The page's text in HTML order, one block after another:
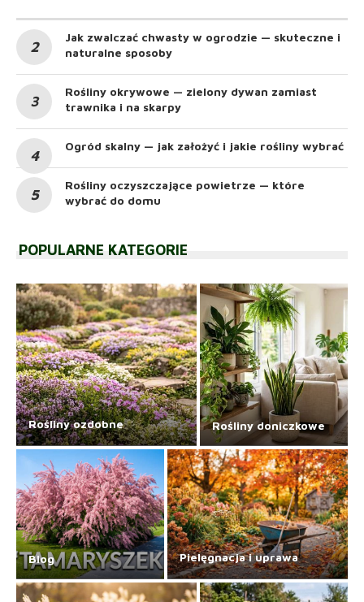
Jak zwalczać chwasty w ogrodzie — skuteczne i
naturalne sposoby
Rośliny okrywowe — zielony dywan zamiast
trawnika i na skarpy
Ogród skalny — jak założyć i jakie rośliny wybrać
Rośliny oczyszczające powietrze — które
wybrać do domu
POPULARNE KATEGORIE
Rośliny ozdobne Rośliny doniczkowe
Blog Pielęgnacja i uprawa